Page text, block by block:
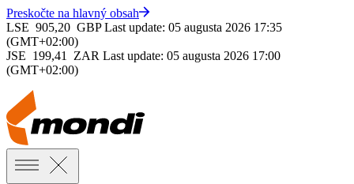
Preskočte na hlavný obsah
LSE 905,20 GBP Last update: 05 augusta 2026 17:35
(GMT+02:00)
JSE 199,41 ZAR Last update: 05 augusta 2026 17:00
(GMT+02:00)